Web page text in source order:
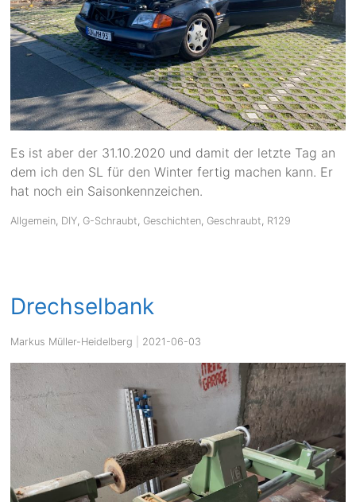
Es ist aber der 31.10.2020 und damit der letzte Tag an
dem ich den SL für den Winter fertig machen kann. Er
hat noch ein Saisonkennzeichen.
Allgemein, DIY, G-Schraubt, Geschichten, Geschraubt, R129
Drechselbank
Markus Müller-Heidelberg 2021-06-03